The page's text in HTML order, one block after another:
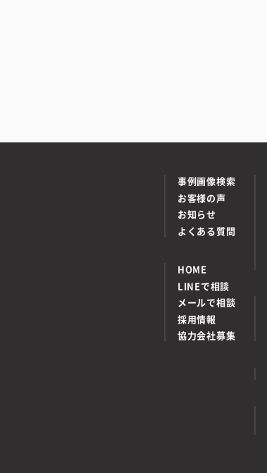
事例画像検索
お客様の声
お知らせ
よくある質問
HOME
LINEで相談
メールで相談
採用情報
協力会社募集